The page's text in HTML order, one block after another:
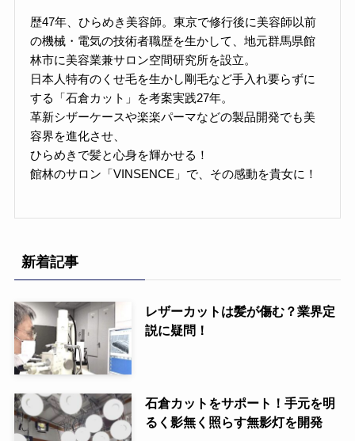
歴47年、ひらめき美容師。東京で修行後に美容師以前
の機械・電気の技術者職歴を生かして、地元群馬県館
林市に美容業兼サロン空間研究所を設立。
日本人特有のくせ毛を生かし剛毛など手入れ要らずに
する「石倉カット」を考案実践27年。
革新シザーケースや楽楽パーマなどの製品開発でも美
容界を進化させ、
ひらめきで髪と心身を輝かせる！
館林のサロン「VINSENCE」で、その感動を貴女に！
新着記事
レザーカットは髪が傷む？業界定
説に疑問！
石倉カットをサポート！手元を明
るく影無く照らす無影灯を開発